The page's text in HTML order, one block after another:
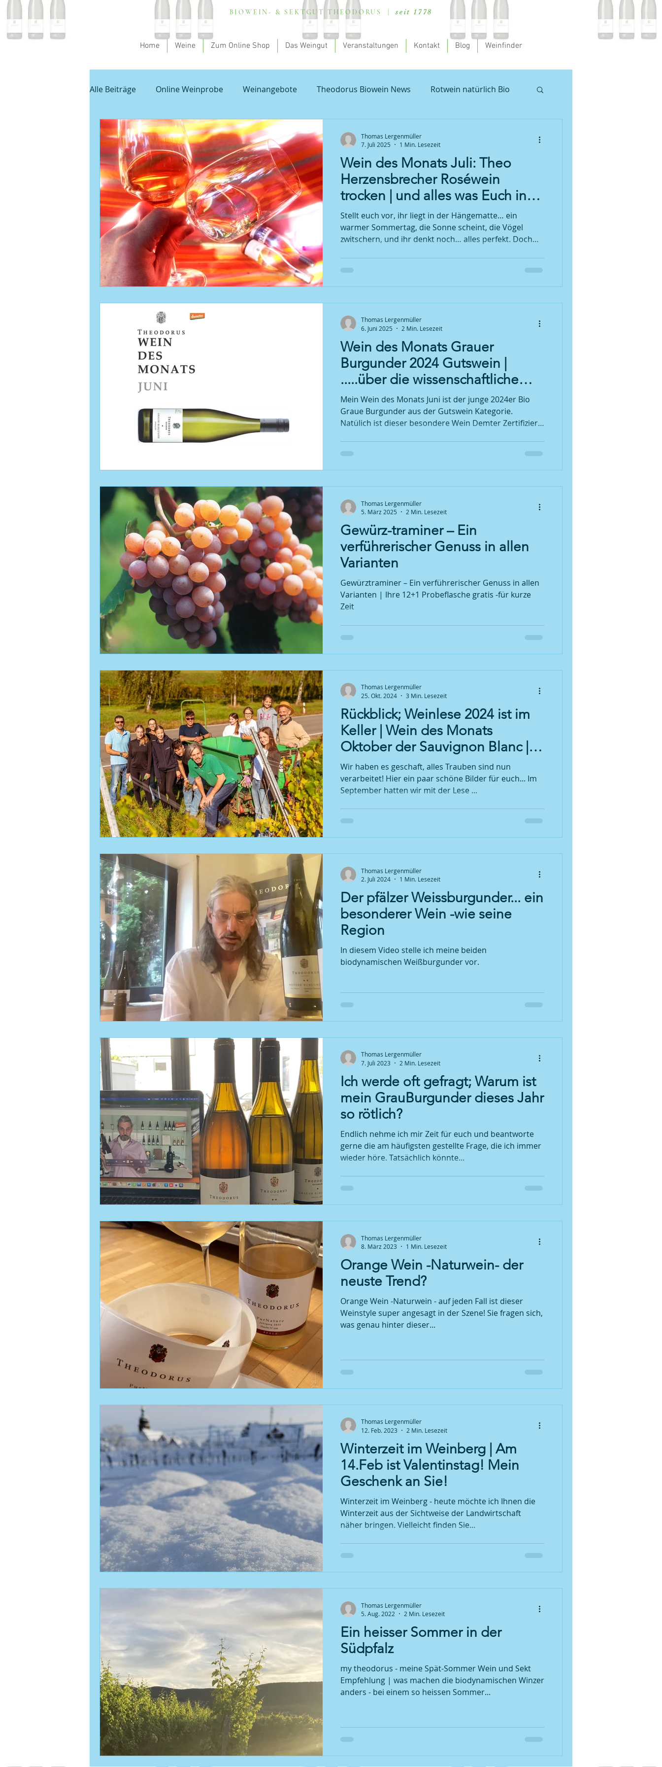
BIOWEIN- & SEKTGUT THEODORUS |seit 1778
Home Weine Zum Online Shop Das Weingut Veranstaltungen Kontakt Blog Weinfinder
Alle Beiträge Online Weinprobe Weinangebote Theodorus Biowein News Rotwein natürlich Bio
Spargel und Wein Empfehlung - my theodorus
Unbenannte Kategorie Grauburgunder Probierpakete Pfalz Weißburgunder Pfalz Weinprobe
Veranstaltungen Sauvignon Blanc Wissenschaftliches rund um dem Wein
Wein des Monats Juli: Theo
Herzensbrecher Roséwein
trocken | und alles was Euch in
einer Hängematte passieren
kann!
Stellt euch vor, ihr liegt in der Hängematte… ein
warmer Sommertag, die Sonne scheint, die Vögel
zwitschern, und ihr denkt noch… alles perfekt. Doch
Thomas Lergenmüller
7. Juli 2025
1 Min. Lesezeit
Wein des Monats Grauer
Burgunder 2024 Gutswein |
.....über die wissenschaftliche
Erforschung mystischer Weine
Mein Wein des Monats Juni ist der junge 2024er Bio
Graue Burgunder aus der Gutswein Kategorie.
Natülich ist dieser besondere Wein Demter Zertifiziert
besonders machen. Die Säure ist wunderschön fein ,
etwas kühler begonne
Thomas Lergenmüller
6. Juni 2025
2 Min. Lesezeit
Gewürz-traminer – Ein
verführerischer Genuss in allen
Varianten
Gewürztraminer – Ein verführerischer Genuss in allen
Varianten | Ihre 12+1 Probeflasche gratis -für kurze
Zeit
Thomas Lergenmüller
5. März 2025
2 Min. Lesezeit
Rückblick; Weinlese 2024 ist im
Keller | Wein des Monats
Oktober der Sauvignon Blanc |
Käse und Wein Veranstaltung am
22. November 2024
Wir haben es geschaft, alles Trauben sind nun
verarbeitet! Hier ein paar schöne Bilder für euch... Im
September hatten wir mit der Lese ...
Thomas Lergenmüller
25. Okt. 2024
3 Min. Lesezeit
Der pfälzer Weissburgunder... ein
besonderer Wein -wie seine
Region
In diesem Video stelle ich meine beiden
biodynamischen Weißburgunder vor.
Thomas Lergenmüller
2. Juli 2024
1 Min. Lesezeit
Ich werde oft gefragt; Warum ist
mein GrauBurgunder dieses Jahr
so rötlich?
Endlich nehme ich mir Zeit für euch und beantworte
gerne die am häufigsten gestellte Frage, die ich immer
wieder höre. Tatsächlich könnte...
Thomas Lergenmüller
7. Juli 2023
2 Min. Lesezeit
Orange Wein -Naturwein- der
neuste Trend?
Orange Wein -Naturwein - auf jeden Fall ist dieser
Weinstyle super angesagt in der Szene! Sie fragen sich,
was genau hinter dieser...
Thomas Lergenmüller
8. März 2023
1 Min. Lesezeit
Winterzeit im Weinberg | Am
14.Feb ist Valentinstag! Mein
Geschenk an Sie!
Winterzeit im Weinberg - heute möchte ich Ihnen die
Winterzeit aus der Sichtweise der Landwirtschaft
näher bringen. Vielleicht finden Sie...
Thomas Lergenmüller
12. Feb. 2023
2 Min. Lesezeit
Ein heisser Sommer in der
Südpfalz
my theodorus - meine Spät-Sommer Wein und Sekt
Empfehlung | was machen die biodynamischen Winzer
anders - bei einem so heissen Sommer...
Thomas Lergenmüller
5. Aug. 2022
2 Min. Lesezeit